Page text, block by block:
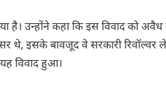
है। उन्होंने कहा कि इस विवाद को
थे, इसके बावजूद वे सरकारी रिवॉल्वर
विवाद हुआ।